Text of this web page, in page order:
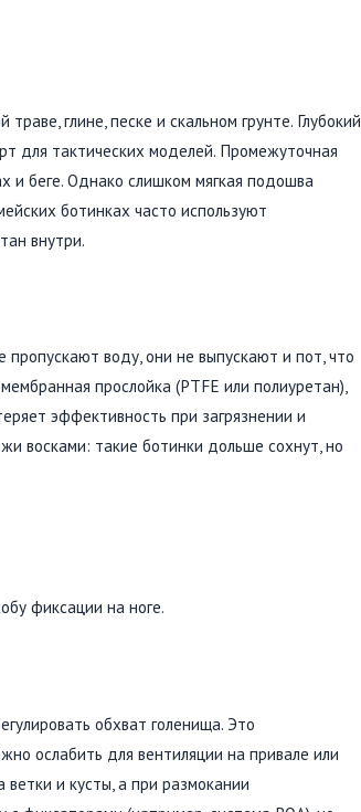
глине, песке и скальном грунте. Глубокий
для тактических моделей. Промежуточная
и беге. Однако слишком мягкая подошва
ботинках часто используют
внутри.
воду, они не выпускают и пот, что
прослойка (PTFE или полиуретан),
эффективность при загрязнении и
восками: такие ботинки дольше сохнут, но
фиксации на ноге.
обхват голенища. Это
ослабить для вентиляции на привале или
и кусты, а при размокании